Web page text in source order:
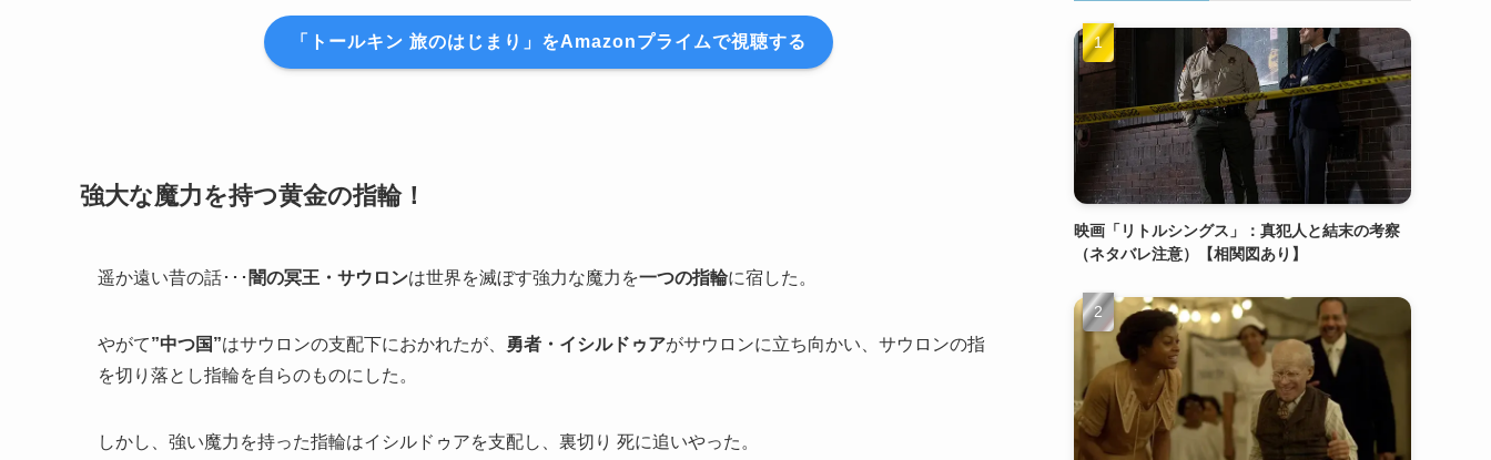
「トールキン 旅のはじまり」をAmazonプライムで視聴する
強大な魔力を持つ黄金の指輪！
遥か遠い昔の話･･･ 闇の冥王・サウロンは世界を滅ぼす強力な魔力を一つの指輪に宿した。
やがて”中つ国”はサウロンの支配下におかれたが、 勇者・イシルドゥアがサウロンに立ち向かい、サウロンの指
を切り落とし指輪を自らのものにした。
しかし、強い魔力を持った指輪はイシルドゥアを支配し、裏切り 死に追いやった。
映画「リトルシングス」：真犯人と結末の考察
（ネタバレ注意）【相関図あり】